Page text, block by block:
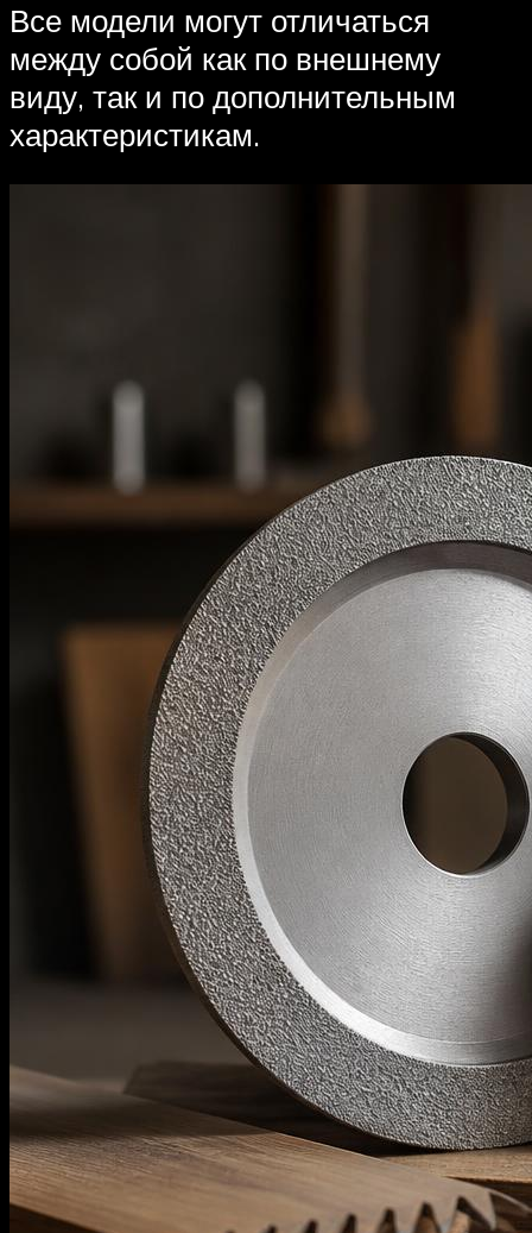
Все модели могут отличаться
между собой как по внешнему
виду, так и по дополнительным
характеристикам.